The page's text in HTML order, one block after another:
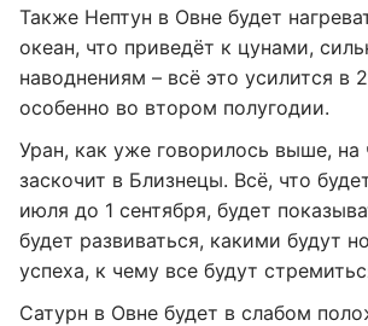
Также Нептун в Овне будет
океан, что приведёт к цунами,
наводнениям – всё это усилится в
особенно во втором полугодии.
Уран, как уже говорилось выше, на
заскочит в Близнецы. Всё, что
июля до 1 сентября, будет
будет развиваться, какими будут
успеха, к чему все будут
Сатурн в Овне будет в слабом